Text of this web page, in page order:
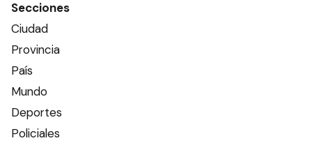
Secciones
Ciudad
Provincia
País
Mundo
Deportes
Policiales